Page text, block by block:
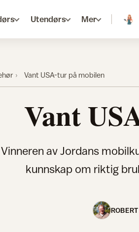
Utendørs Mer
Vant USA-tur på mobilen
Vant
Vinneren av Jordans
kunnskap om riktig